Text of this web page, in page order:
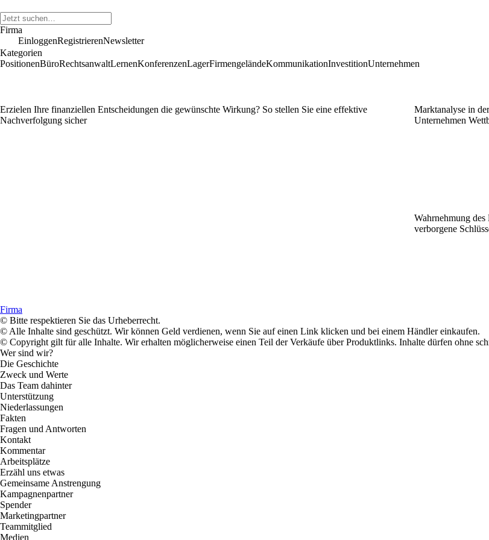
Firma
EinloggenRegistrierenNewsletter
Kategorien
PositionenBüroRechtsanwaltLernenKonferenzenLagerFirmengeländeKommunikationInvestitionUnternehmen
Erzielen Ihre finanziellen Entscheidungen die gewünschte Wirkung? So stellen Sie eine effektive
Nachverfolgung sicher
Marktanalyse in
Unternehmen
Wahrnehmung
verborgene
Firma
© Bitte respektieren Sie das Urheberrecht.
© Alle Inhalte sind geschützt. Wir können Geld verdienen, wenn Sie auf einen Link klicken und bei einem Händler einkaufen.
© Copyright gilt für alle Inhalte. Wir erhalten möglicherweise einen Teil der Verkäufe über Produktlinks. Inhalte dürfen ohne
Wer sind wir?
Die Geschichte
Zweck und Werte
Das Team dahinter
Unterstützung
Niederlassungen
Fakten
Fragen und Antworten
Kontakt
Kommentar
Arbeitsplätze
Erzähl uns etwas
Gemeinsame Anstrengung
Kampagnenpartner
Spender
Marketingpartner
Teammitglied
Medien